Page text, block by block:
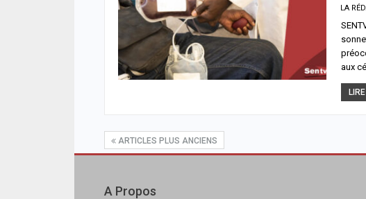
aux
ARTICLES PLUS ANCIENS
A Propos